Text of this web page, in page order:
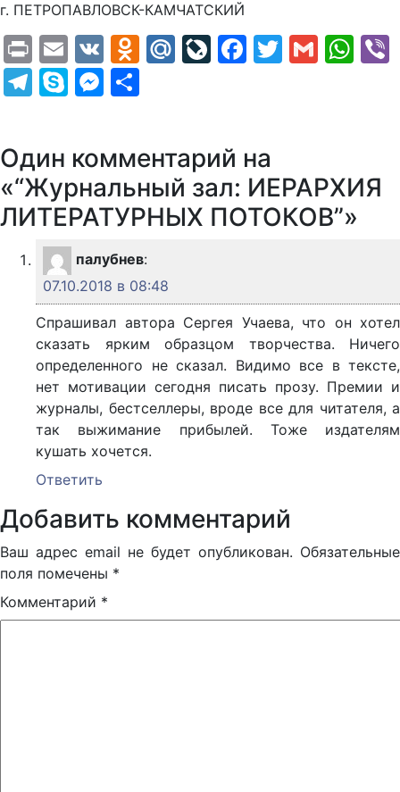
г. ПЕТРОПАВЛОВСК-КАМЧАТСКИЙ
PrintEmail
VK Odnoklassniki
Mail.Ru
LiveJournal
Facebook
Twitter
Gmail
Telegram
SkypeMessenger
Один комментарий на
«“Журнальный зал: ИЕРАРХИЯ
ЛИТЕРАТУРНЫХ ПОТОКОВ”»
палубнев:
07.10.2018 в 08:48
Спрашивал автора Сергея Учаева, что он хотел
сказать ярким образцом творчества. Ничего
определенного не сказал. Видимо все в тексте,
нет мотивации сегодня писать прозу. Премии и
журналы, бестселлеры, вроде все для читателя, а
так выжимание прибылей. Тоже издателям
кушать хочется.
Ответить
Добавить комментарий
Ваш адрес email не будет опубликован. Обязательные
поля помечены *
Комментарий *